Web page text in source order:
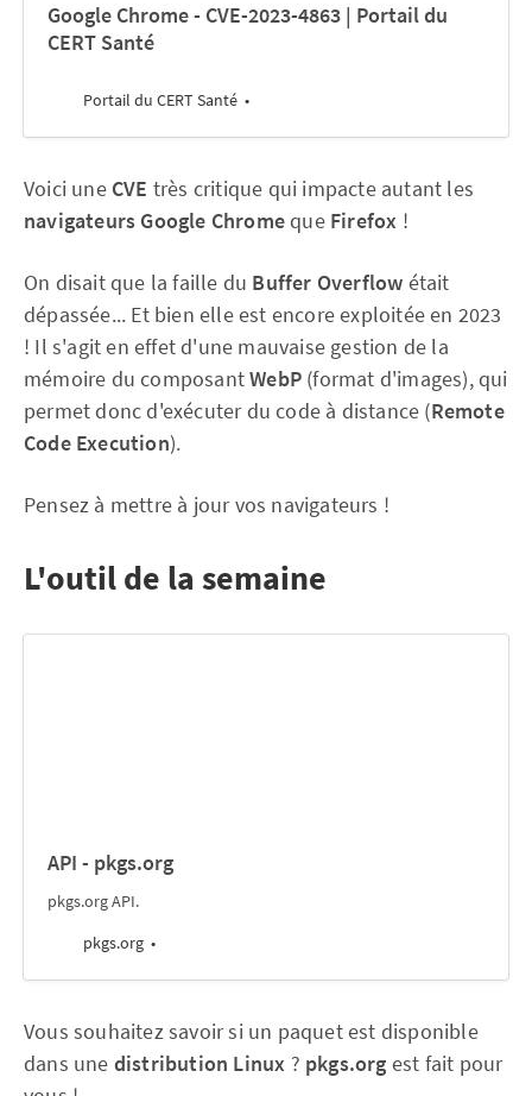
Google Chrome - CVE-2023-4863 | Portail du
CERT Santé
Portail du CERT Santé
Voici une CVE très critique qui impacte autant les
navigateurs Google Chromeque Firefox !
On disait que la faille du Buffer Overflow était
dépassée... Et bien elle est encore exploitée en 2023
! Il s'agit en effet d'une mauvaise gestion de la
mémoire du composantWebP (format d'images), qui
permet donc d'exécuter du code à distance (Remote
Code Execution).
Pensez à mettre à jour vos navigateurs !
L'outil de la semaine
API - pkgs.org
pkgs.org API.
pkgs.org
Vous souhaitez savoir si un paquet est disponible
dans une distribution Linux ? pkgs.org est fait pour